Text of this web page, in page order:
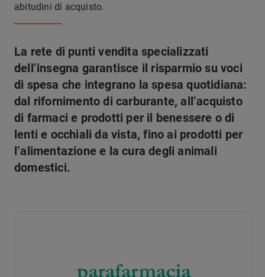
abitudini di acquisto.
La rete di punti vendita specializzati
dell’insegna garantisce il risparmio su voci
di spesa che integrano la spesa quotidiana:
dal rifornimento di carburante, all’acquisto
di farmaci e prodotti per il benessere o di
lenti e occhiali da vista, fino ai prodotti per
l’alimentazione e la cura degli animali
domestici.